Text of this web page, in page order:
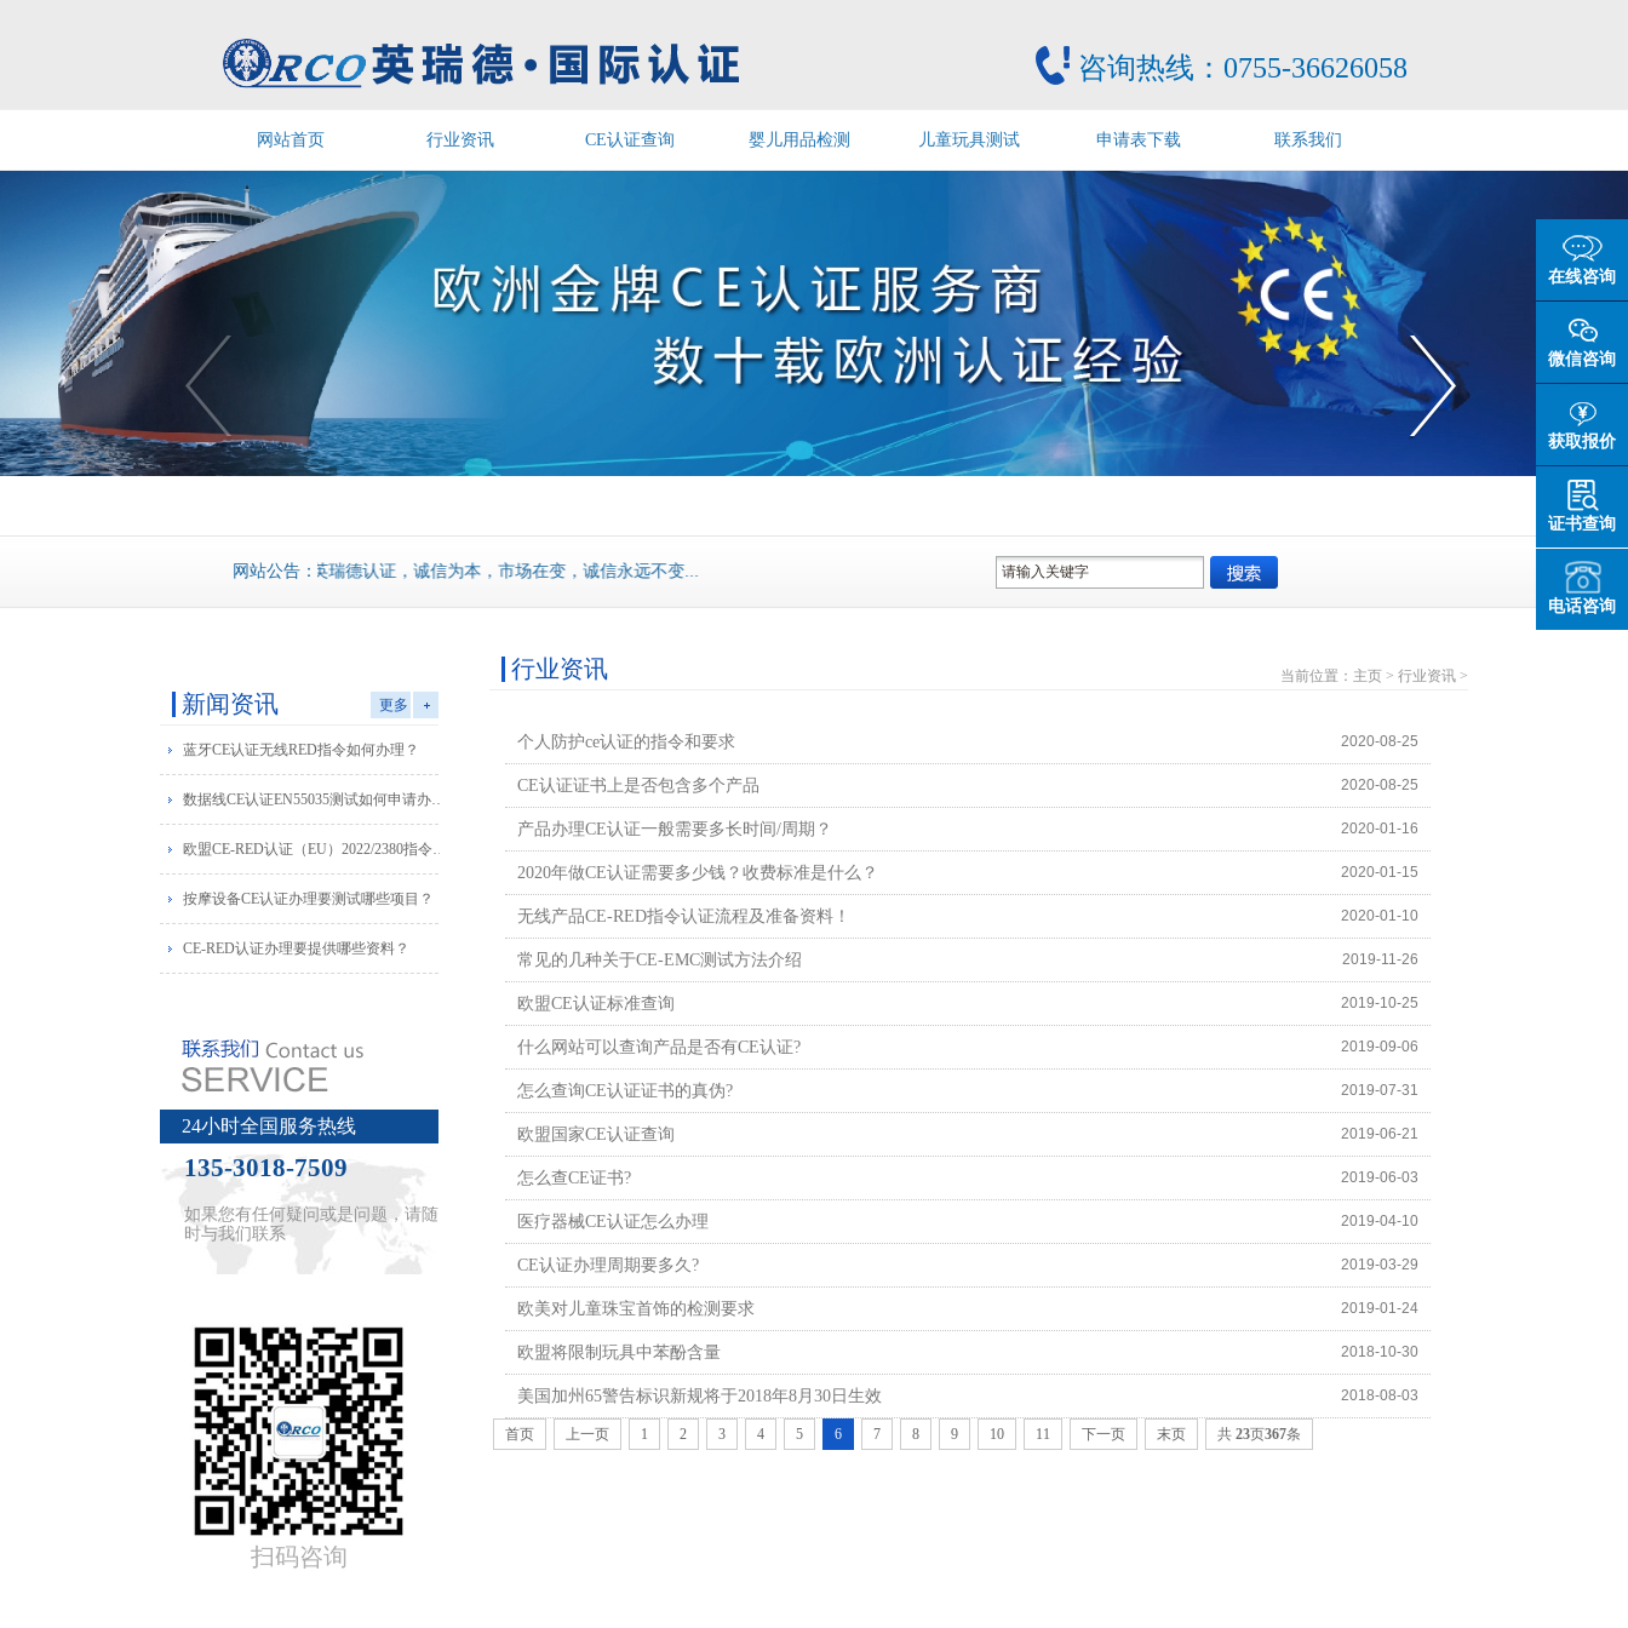
咨询热线： 0755-36626058
网站首页 行业资讯 CE认证查询 婴儿用品检测 儿童玩具测试 申请表下载 联系我们
网站公告：英瑞德认证，诚信为本，市场在变，诚信永远不变...
新闻资讯 更多
蓝牙CE认证无线RED指令如何办理？
数据线CE认证EN55035测试如何申请办理？
欧盟CE-RED认证（EU）2022/2380指令发布
按摩设备CE认证办理要测试哪些项目？
CE-RED认证办理要提供哪些资料？
24小时全国服务热线
135-3018-7509
如果您有任何疑问或是问题，请随
时与我们联系
扫码咨询
行业资讯 当前位置： 主页 > 行业资讯 >
个人防护ce认证的指令和要求 2020-08-25
CE认证证书上是否包含多个产品 2020-08-25
产品办理CE认证一般需要多长时间/周期？ 2020-01-16
2020年做CE认证需要多少钱？收费标准是什么？ 2020-01-15
无线产品CE-RED指令认证流程及准备资料！ 2020-01-10
常见的几种关于CE-EMC测试方法介绍 2019-11-26
欧盟CE认证标准查询 2019-10-25
什么网站可以查询产品是否有CE认证? 2019-09-06
怎么查询CE认证证书的真伪? 2019-07-31
欧盟国家CE认证查询 2019-06-21
怎么查CE证书? 2019-06-03
医疗器械CE认证怎么办理 2019-04-10
CE认证办理周期要多久? 2019-03-29
欧美对儿童珠宝首饰的检测要求 2019-01-24
欧盟将限制玩具中苯酚含量 2018-10-30
美国加州65警告标识新规将于2018年8月30日生效 2018-08-03
首页 上一页 1 2 3 4 5 6 7 8 9 10 11 下一页 末页 共 23页367条
在线咨询
微信咨询
获取报价
证书查询
电话咨询